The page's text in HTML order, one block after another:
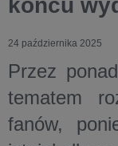
końcu
24 października 2025
Przez
tematem
fanów,